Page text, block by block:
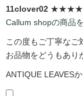
11clover02
Callum shopの商品
この度もご丁寧なご
お品物をどうもあり
ANTIQUE LEAVES